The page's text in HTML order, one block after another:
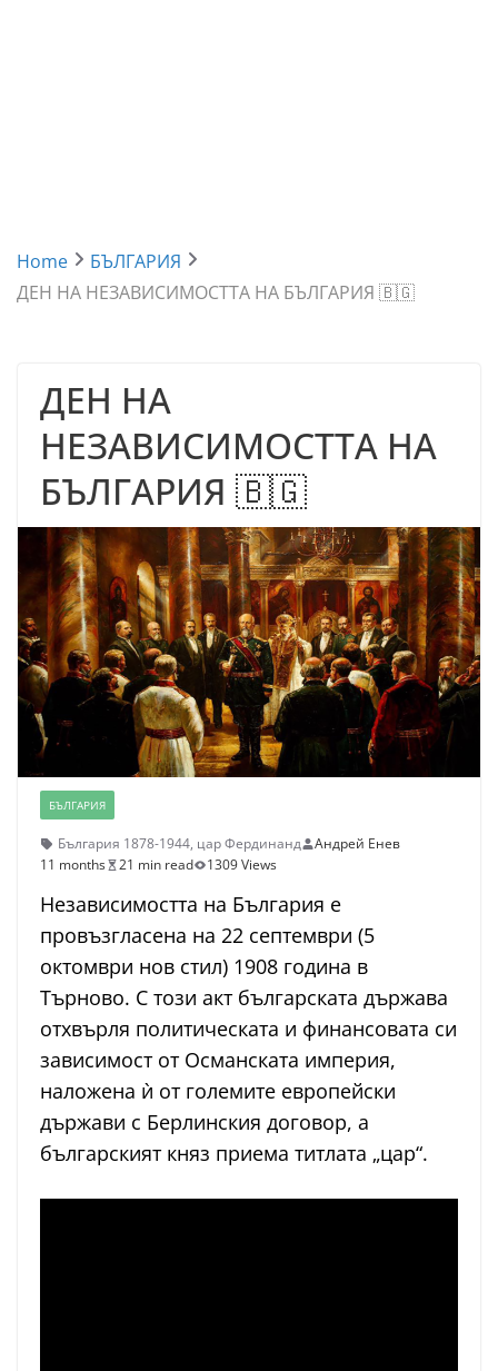
Home
БЪЛГАРИЯ
ДЕН НА НЕЗАВИСИМОСТТА НА БЪЛГАРИЯ 🇧🇬
ДЕН НА
НЕЗАВИСИМОСТТА НА
БЪЛГАРИЯ 🇧🇬
БЪЛГАРИЯ
България 1878-1944, цар Фердинанд
Андрей Енев
11 months
21 min read 1309 Views
Независимостта на България е
провъзгласена на 22 септември (5
октомври нов стил) 1908 година в
Търново. С този акт българската държава
отхвърля политическата и финансовата си
зависимост от Османската империя,
наложена ѝ от големите европейски
държави с Берлинския договор, а
българският княз приема титлата „цар“.